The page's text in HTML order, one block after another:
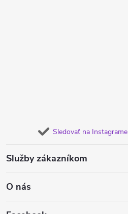
Sledovať na Instagrame
Služby zákazníkom
O nás